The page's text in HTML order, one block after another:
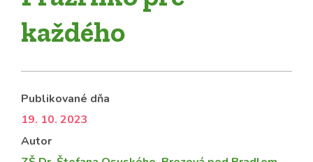
každého
Publikované dňa
19. 10. 2023
Autor